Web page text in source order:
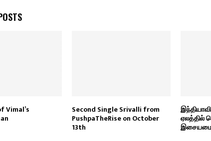
Vimal’s Second Single Srivalli from
PushpaTheRise on October
13th
ஏலத்தில்